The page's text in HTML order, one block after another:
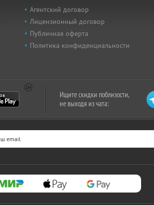
Агентский договор
Лицензионный договор
Публичная оферта
Политика конфиденциальности
Ищите скидки поблизости,
не выходя из чата: